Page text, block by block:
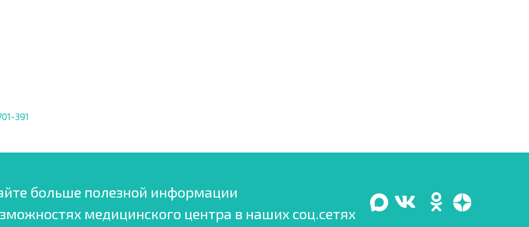
391
больше полезной информации
медицинского центра в наших соц.сетях